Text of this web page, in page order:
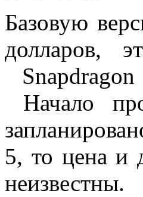
Базовую
долларов,
Начало
5, то цена и
неизвестны.